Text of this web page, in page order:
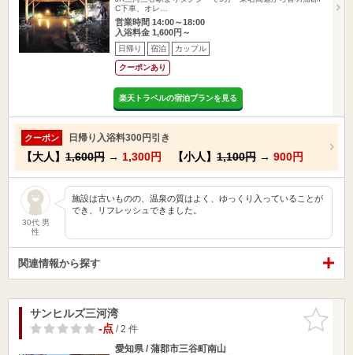
C下車、オレ…
営業時間 14:00～18:00
入浴料金 1,600円～
日帰り 宿泊 カップル
クーポンあり
楽天トラベルの宿泊プランを見る
クーポン 日帰り入浴料300円引き
【大人】 1,600円 → 1,300円 【小人】 1,100円 → 900円
30代 男
性
施設は古いものの、温泉の質はよく、ゆっくり入っていることが
でき、リフレッシュできました。
関連情報から探す
お気に入
りに追加
サンヒルズ三河湾
-点/ 2 件
愛知県 / 蒲郡市三谷町南山